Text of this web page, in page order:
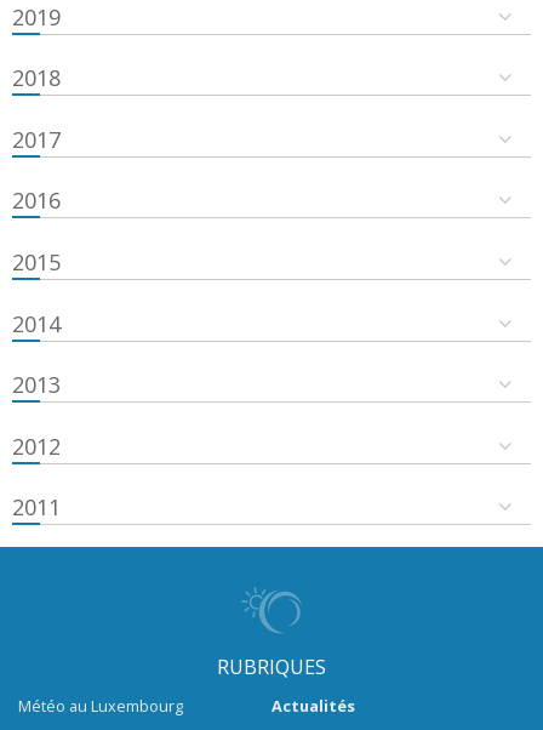
2019
2018
2017
2016
2015
2014
2013
2012
2011
RUBRIQUES
Météo au Luxembourg
Actualités